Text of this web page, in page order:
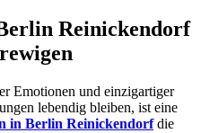
Reinickendorf
Emotionen und einzigartiger
lebendig bleiben, ist eine
in Berlin Reinickendorfdie